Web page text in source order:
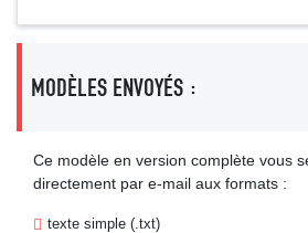
MODÈLES ENVOYÉS :
Ce modèle en version complète vous
directement par e-mail aux formats :
texte simple (.txt)